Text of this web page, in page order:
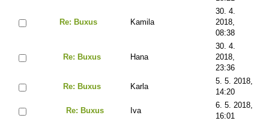
Re: Buxus Kamila
30. 4.
2018,
08:38
Re: Buxus Hana
30. 4.
2018,
23:36
Re: Buxus Karla
5. 5. 2018,
14:20
Re: Buxus Iva
6. 5. 2018,
16:01